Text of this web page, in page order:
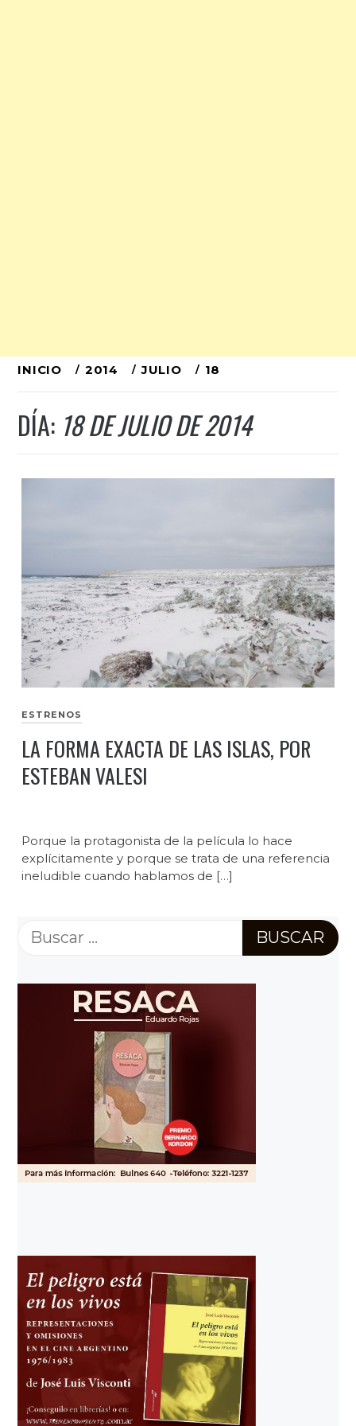
Ir
contenido
INICIO 2014 JULIO 18
DÍA: 18 DE JULIO DE 2014
ESTRENOS
LA FORMA EXACTA DE LAS ISLAS, POR
ESTEBAN VALESI
Porque la protagonista de la película lo hace
explícitamente y porque se trata de una referencia
ineludible cuando hablamos de […]
Buscar: